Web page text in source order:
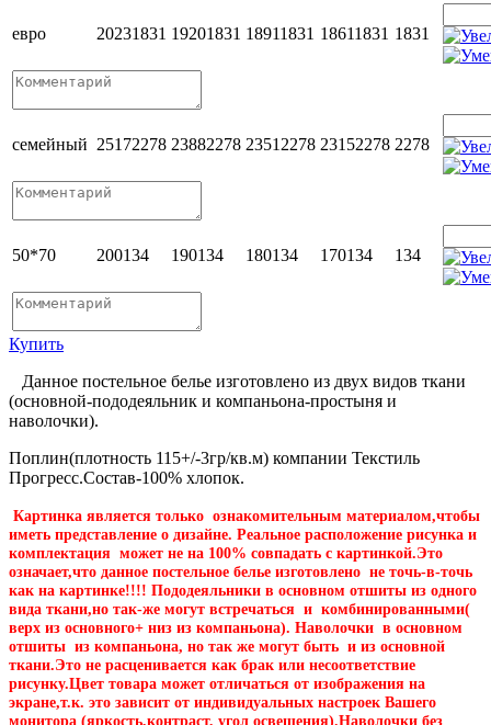
евро 20231831 19201831 18911831 18611831 1831
семейный 25172278 23882278 2351 2278 23152278 2278
50*70 200134 190134 180134 170134 134
Купить
Данное постельное белье изготовлено из двух видов ткани
(основной-пододеяльник и компаньона-простыня и
наволочки).
Поплин(плотность 115+/-3гр/кв.м) компании Текстиль
Прогресс.Состав-100% хлопок.
Картинка является только ознакомительным материалом,чтобы
иметь представление о дизайне. Реальное расположение рисунка и
комплектация может не на 100% совпадать с картинкой.Это
означает,что данное постельное белье изготовлено не точь-в-точь
как на картинке!!!! Пододеяльники в основном отшиты из одного
вида ткани,но так-же могут встречаться и комбинированными(
верх из основного+ низ из компаньона). Наволочки в основном
отшиты из компаньона, но так же могут быть и из основной
ткани.Это не расценивается как брак или несоответствие
рисунку.Цвет товара может отличаться от изображения на
экране,т.к. это зависит от индивидуальных настроек Вашего
монитора (яркость,контраст, угол освещения).Наволочки без